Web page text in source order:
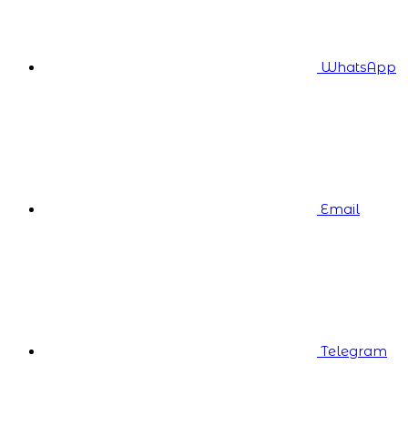
WhatsApp
Email
Telegram